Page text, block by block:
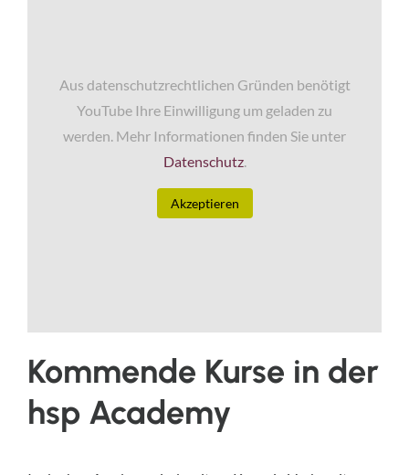
Aus datenschutzrechtlichen Gründen benötigt
YouTube Ihre Einwilligung um geladen zu
werden. Mehr Informationen finden Sie unter
Datenschutz.
Akzeptieren
Kommende Kurse in der
hsp Academy